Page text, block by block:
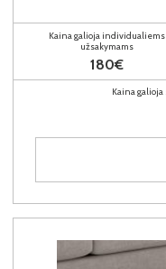
Kaina galioja individualiems
užsakymams
180€
Kaina